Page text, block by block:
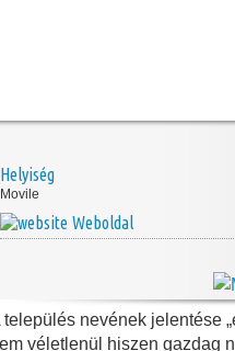
Helyiség
Movile
Weboldal
település nevének jelentése
véletlenül hiszen gazdag